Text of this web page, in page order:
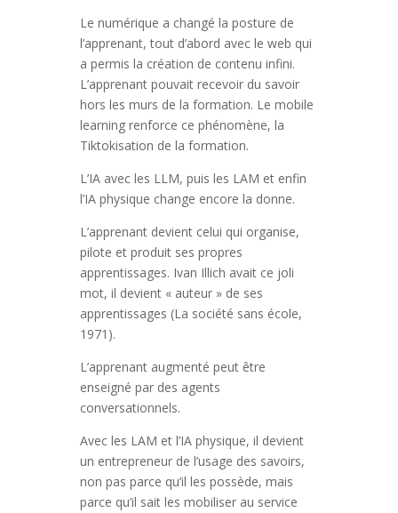
Le numérique a changé la posture de
l’apprenant, tout d’abord avec le web qui
a permis la création de contenu infini.
L’apprenant pouvait recevoir du savoir
hors les murs de la formation. Le mobile
learning renforce ce phénomène, la
Tiktokisation de la formation.
L’IA avec les LLM, puis les LAM et enfin
l’IA physique change encore la donne.
L’apprenant devient celui qui organise,
pilote et produit ses propres
apprentissages. Ivan Illich avait ce joli
mot, il devient « auteur » de ses
apprentissages (La société sans école,
1971).
L’apprenant augmenté peut être
enseigné par des agents
conversationnels.
Avec les LAM et l’IA physique, il devient
un entrepreneur de l’usage des savoirs,
non pas parce qu’il les possède, mais
parce qu’il sait les mobiliser au service